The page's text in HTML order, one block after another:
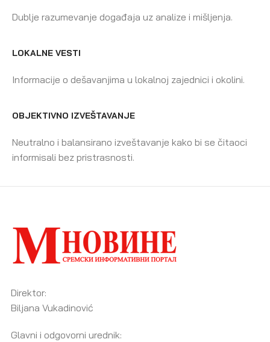
Dublje razumevanje događaja uz analize i mišljenja.
LOKALNE VESTI
Informacije o dešavanjima u lokalnoj zajednici i okolini.
OBJEKTIVNO IZVEŠTAVANJE
Neutralno i balansirano izveštavanje kako bi se čitaoci
informisali bez pristrasnosti.
Direktor:
Biljana Vukadinović
Glavni i odgovorni urednik: